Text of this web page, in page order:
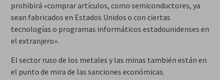
prohibirá «comprar artículos, como semiconductores, ya
sean fabricados en Estados Unidos o con ciertas
tecnologías o programas informáticos estadounidenses en
el extranjero».
El sector ruso de los metales y las minas también están en
el punto de mira de las sanciones económicas.